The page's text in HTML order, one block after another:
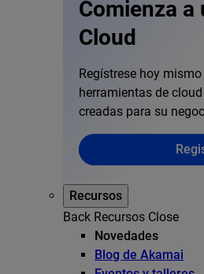
Comienza a
Cloud
Regístrese hoy
herramientas de
creadas para su
Recursos
Back Recursos Close
Novedades
Blog de Akamai